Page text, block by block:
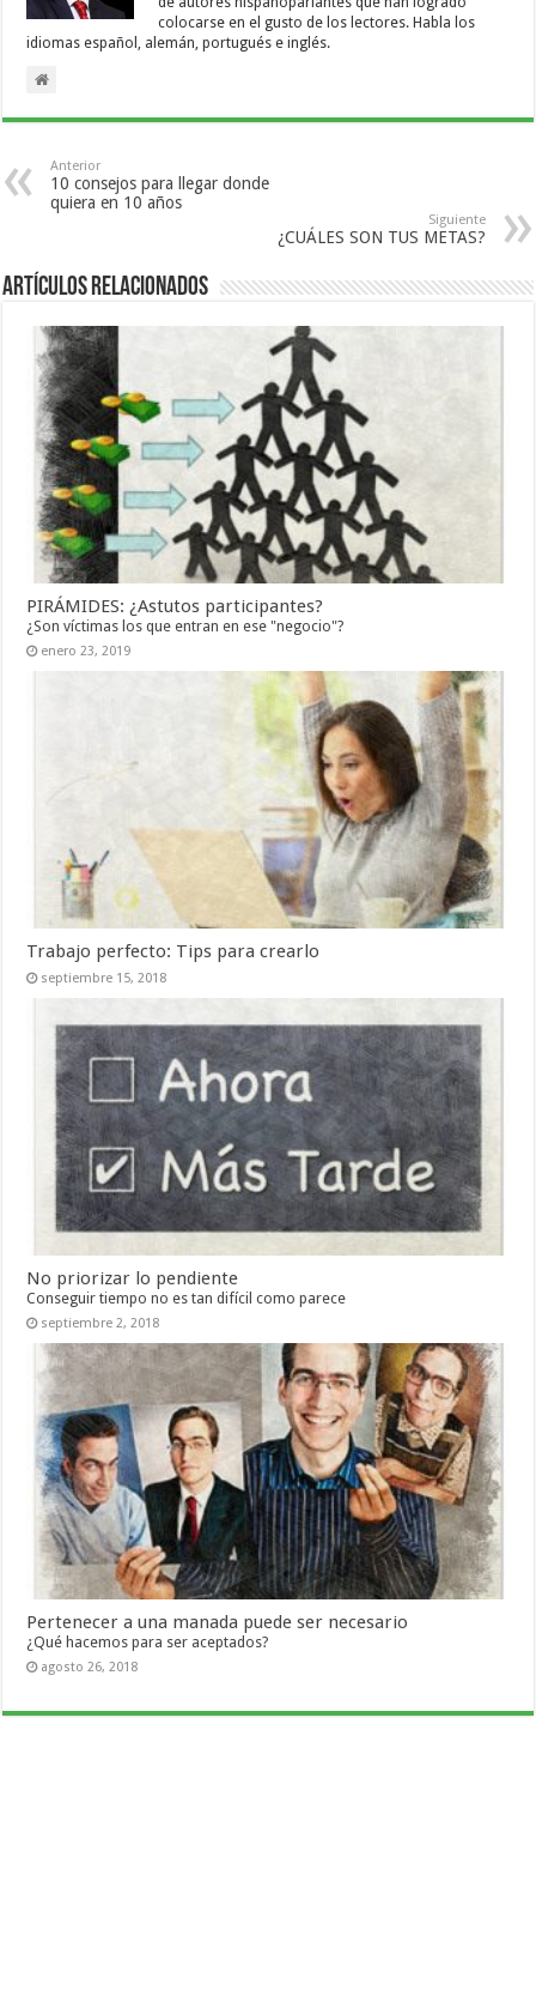
colocarse en el gusto de los lectores. Habla los
idiomas español, alemán, portugués e inglés.
Anterior
10 consejos para llegar donde
quiera en 10 años
Siguiente
¿CUÁLES SON TUS METAS?
Artículos relacionados
PIRÁMIDES: ¿Astutos participantes?
¿Son víctimas los que entran en ese "negocio"?
enero 23, 2019
Trabajo perfecto: Tips para crearlo
septiembre 15, 2018
No priorizar lo pendiente
Conseguir tiempo no es tan difícil como parece
septiembre 2, 2018
Pertenecer a una manada puede ser necesario
¿Qué hacemos para ser aceptados?
agosto 26, 2018